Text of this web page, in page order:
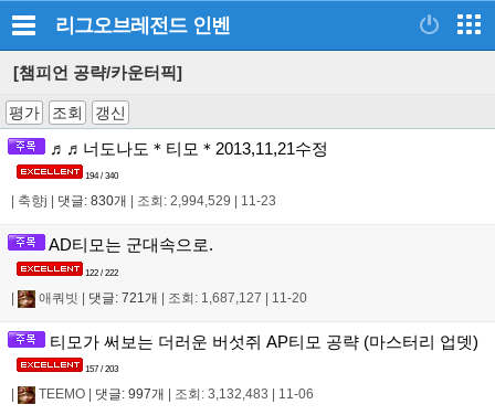
리그오브레전드 인벤
[챔피언 공략/카운터픽]
평가 조회 갱신
♬♬너도나도＊티모＊2013,11,21수정
194 / 340
축향j 댓글: 830개 조회: 2,994,529 11-23
AD티모는 군대속으로.
122 / 222
| 애쿼빗 | 댓글: 721개 | 조회: 1,687,127 | 11-20
티모가 써보는 더러운 버섯쥐 AP티모 공략 (마스터리 업뎃)
157 / 203
TEEMO 댓글: 997개 조회: 3,132,483 11-06